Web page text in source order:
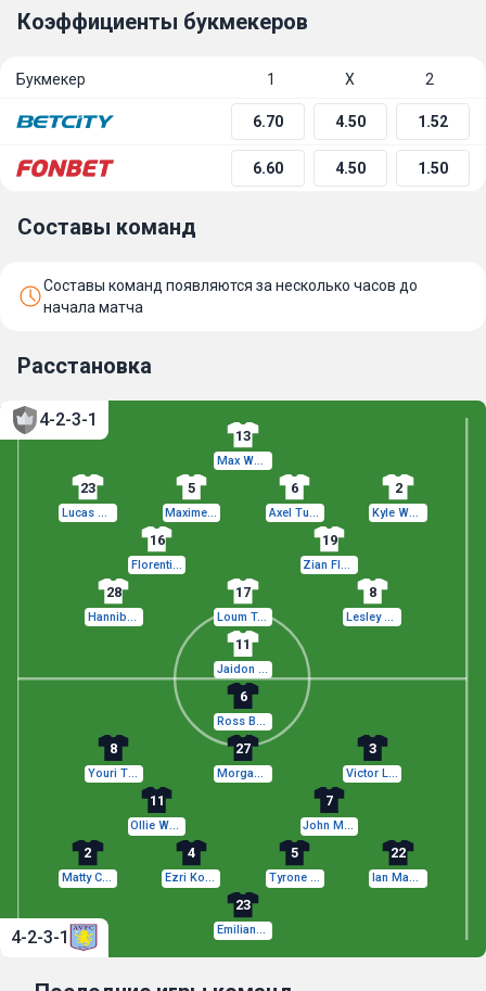
Коэффициенты букмекеров
Букмекер 1 Х 2
6.70 4.50 1.52
6.60 4.50 1.50
Составы команд
Составы команд появляются за несколько часов до
начала матча
Расстановка
13
Max Weiss
2
Kyle Walker
6
Axel Tuanzebe
5
Maxime Estève
23
Lucas Pires
19
Zian Flemming
16
Florentino Luís
8
Lesley Ugochukwu
17
Loum Tchaouna
28
Hannibal Mejbri
11
Jaidon Anthony
23
Emiliano Martínez
2
Matty Cash
4
Ezri Konsa
5
Tyrone Mings
22
Ian Maatsen
11
Ollie Watkins
7
John McGinn
8
Youri Tielemans
27
Morgan Rogers
3
Victor Lindelöf
6
Ross Barkley
4-2-3-1
4-2-3-1